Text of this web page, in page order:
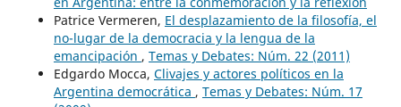
Patrice Vermeren, El desplazamiento de la filosofía, el
no-lugar de la democracia y la lengua de la
emancipación , Temas y Debates: Núm. 22 (2011)
Edgardo Mocca, Clivajes y actores políticos en la
Argentina democrática , Temas y Debates: Núm. 17